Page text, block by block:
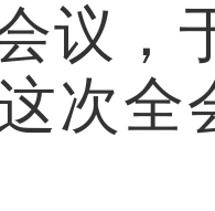
议，
次全